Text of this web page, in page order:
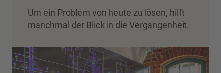
Um ein Problem von heute zu lösen, hilft
manchmal der Blick in die Vergangenheit.